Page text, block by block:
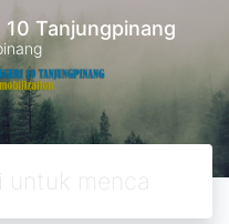
Tanjungpinang